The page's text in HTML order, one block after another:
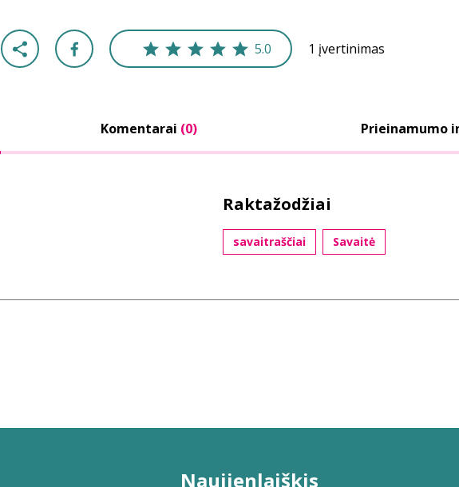
5.0 1 įvertinimas
Komentarai (0) Prieinamumo
Raktažodžiai
savaitraščiai Savaitė
Naujienlaiškis